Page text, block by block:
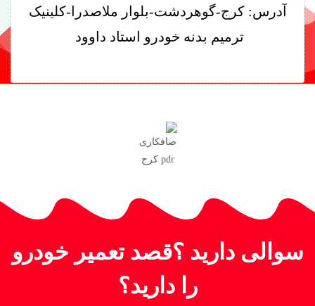
آدرس: کرج-گوهردشت-بلوار ملاصدرا-کلینیک
ترمیم بدنه خودرو استاد داوود
سوالی دارید ؟قصد تعمیر خودرو
را دارید؟